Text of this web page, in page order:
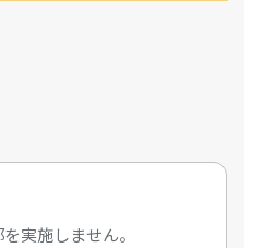
実施しません。